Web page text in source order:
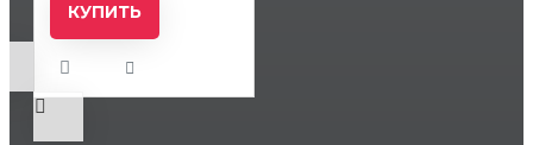
КУПИТЬ